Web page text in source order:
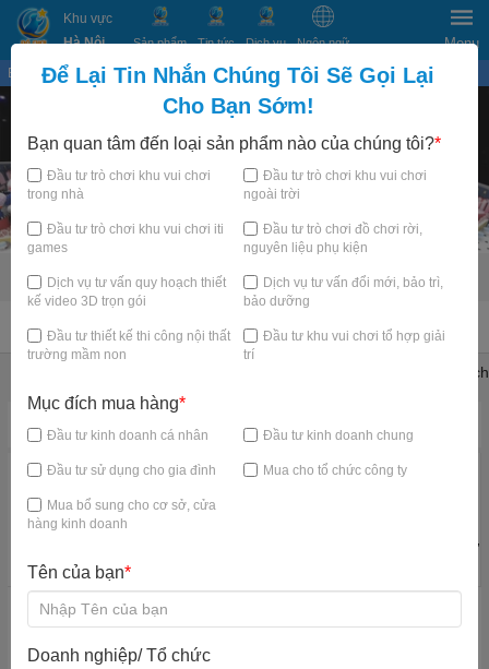
Khu vực
Hà Nội
Sản phẩm Tin tức Dịch vụ Ngôn ngữ Menu
Bạn đang xem tại
TRANG CHỦ
Thử
Danh mục nổi bật
vui chơi
Đào tạo nhân sự
Để Lại Tin Nhắn Chúng Tôi Sẽ Gọi Lại
Cho Bạn Sớm!
Bạn quan tâm đến loại sản phẩm nào của chúng tôi?*
Đầu tư trò chơi khu vui chơi
trong nhà
Đầu tư trò chơi khu vui chơi
ngoài trời
Đầu tư trò chơi khu vui chơi iti
games
Đầu tư trò chơi đồ chơi rời,
nguyên liệu phụ kiện
Dịch vụ tư vấn quy hoạch thiết
kế video 3D trọn gói
Dịch vụ tư vấn đổi mới, bảo trì,
bảo dưỡng
Đầu tư thiết kế thi công nội thất
trường mầm non
Đầu tư khu vui chơi tổ hợp giải
trí
Mục đích mua hàng*
Đầu tư kinh doanh cá nhân Đầu tư kinh doanh chung
Đầu tư sử dụng cho gia đình Mua cho tổ chức công ty
Mua bổ sung cho cơ sở, cửa
hàng kinh doanh
Tên của bạn*
Doanh nghiệp/ Tổ chức